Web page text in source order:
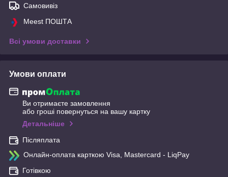
Самовивіз
Meest ПОШТА
Всі умови доставки
Умови оплати
Ви отримаєте замовлення
або гроші повернуться на вашу картку
Детальніше
Післяплата
Онлайн-оплата карткою Visa, Mastercard - LiqPay
Готівкою